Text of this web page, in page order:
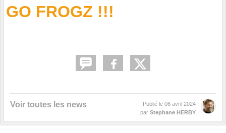
GO FROGZ !!!
Voir toutes les news Publié le 06 avril 2024
par Stephane HERBY